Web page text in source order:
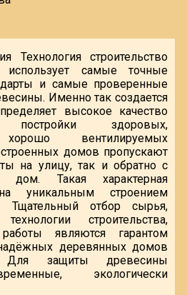
Технология строительство
самые точные
и самые проверенные
Именно так создается
высокое качество
здоровых,
хорошо вентилируемых
домов пропускают
на улицу, так и обратно с
Такая характерная
уникальным строением
Тщательный отбор сырья,
строительства,
являются гарантом
деревянных домов
Для защиты древесины
экологически